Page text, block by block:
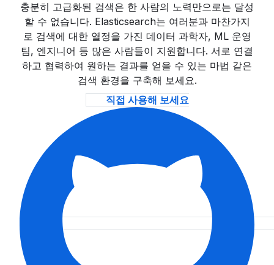
충분히 고급화된 검색은 한 사람의 노력만으로는 달성
할 수 없습니다. Elasticsearch는 여러분과 마찬가지
로 검색에 대한 열정을 가진 데이터 과학자, ML 운영
팀, 엔지니어 등 많은 사람들이 지원합니다. 서로 연결
하고 협력하여 원하는 결과를 얻을 수 있는 마법 같은
검색 환경을 구축해 보세요.
직접 사용해 보세요